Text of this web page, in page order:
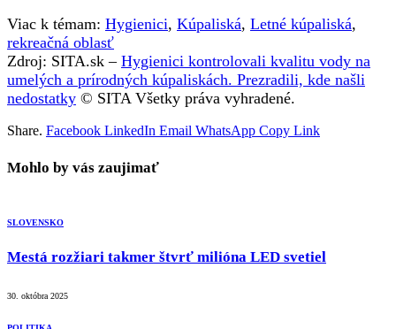
Viac k témam: Hygienici, Kúpaliská, Letné kúpaliská,
rekreačná oblasť
Zdroj: SITA.sk – Hygienici kontrolovali kvalitu vody na
umelých a prírodných kúpaliskách. Prezradili, kde našli
nedostatky © SITA Všetky práva vyhradené.
Share. Facebook LinkedIn Email WhatsApp Copy Link
Mohlo by vás zaujimať
SLOVENSKO
Mestá rozžiari takmer štvrť milióna LED svetiel
30. októbra 2025